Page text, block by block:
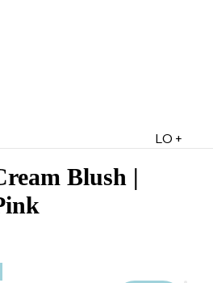
LO +
Blush |